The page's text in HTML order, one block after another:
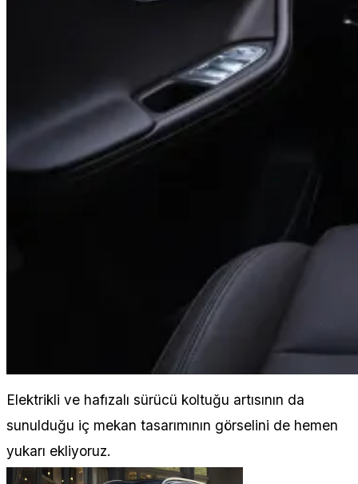
Elektrikli ve hafızalı sürücü koltuğu artısının da
sunulduğu iç mekan tasarımının görselini de hemen
yukarı ekliyoruz.